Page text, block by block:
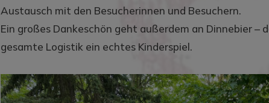
Austausch mit den Besucherinnen und Besuchern.
Ein großes Dankeschön geht außerdem an Dinnebier –
gesamte Logistik ein echtes Kinderspiel.